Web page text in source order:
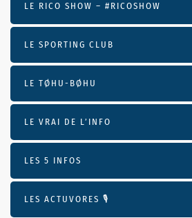
LE RICO SHOW – #RICOSHOW
LE SPORTING CLUB
LE TØHU-BØHU
LE VRAI DE L’INFO
LES 5 INFOS
LES ACTUVORES 🎙